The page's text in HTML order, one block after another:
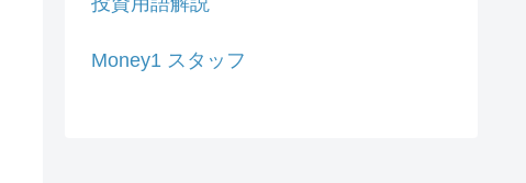
Money1 スタッフ